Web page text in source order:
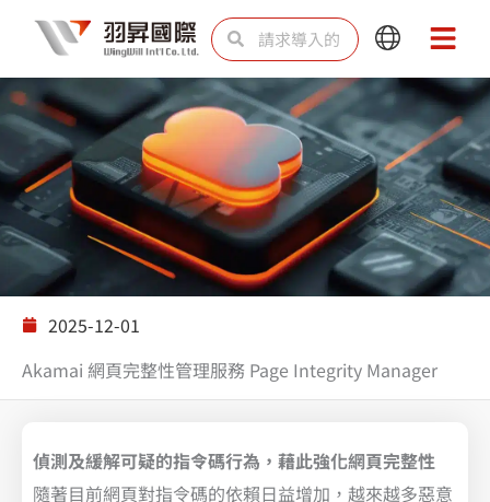
内
容
SearchSearch
Main
Menu
Main
Menu
解决方案
2025-12-01
Akamai 網頁完整性管理服務 Page Integrity Manager
偵測及緩解可疑的指令碼行為，藉此強化網頁完整性
隨著目前網頁對指令碼的依賴日益增加，越來越多惡意